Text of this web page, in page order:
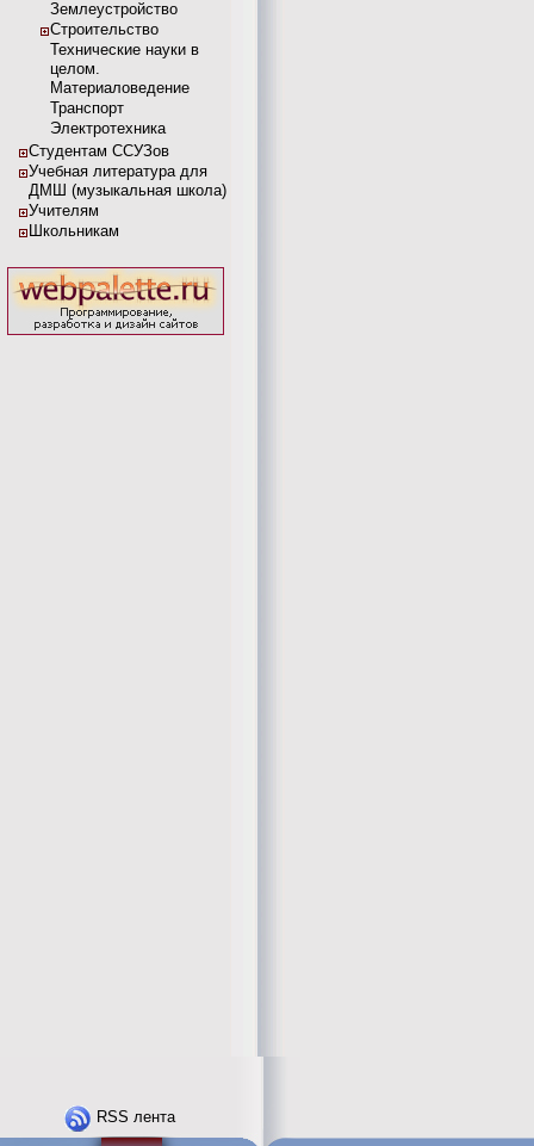
Землеустройство
Строительство
Технические науки в
целом.
Материаловедение
Транспорт
Электротехника
Студентам ССУЗов
Учебная литература для
ДМШ (музыкальная школа)
Учителям
Школьникам
RSS лента